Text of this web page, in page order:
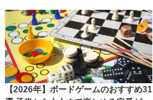
【2026年】ボードゲームのおすすめ31